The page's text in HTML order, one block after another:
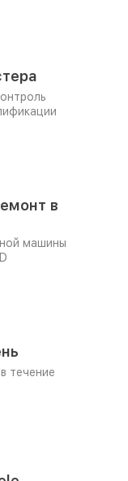
в
машины
течение